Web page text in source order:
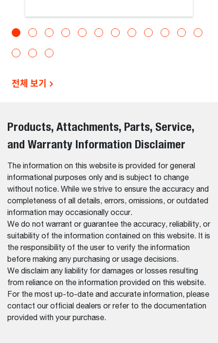
전체 보기
Products, Attachments, Parts, Service,
and Warranty Information Disclaimer
The information on this website is provided for general
informational purposes only and is subject to change
without notice. While we strive to ensure the accuracy and
completeness of all details, errors, omissions, or outdated
information may occasionally occur.
We do not warrant or guarantee the accuracy, reliability, or
suitability of the information contained on this website. It is
the responsibility of the user to verify the information
before making any purchasing or usage decisions.
We disclaim any liability for damages or losses resulting
from reliance on the information provided on this website.
For the most up-to-date and accurate information, please
contact our official dealers or refer to the documentation
provided with your purchase.